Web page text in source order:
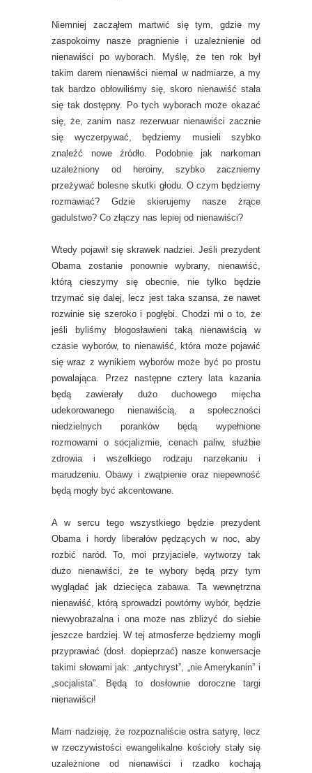
Niemniej zacząłem martwić się tym, gdzie my
zaspokoimy nasze pragnienie i uzależnienie od
nienawiści po wyborach. Myślę, że ten rok był
takim darem nienawiści niemal w nadmiarze, a my
tak bardzo obłowiliśmy się, skoro nienawiść stała
się tak dostępny. Po tych wyborach może okazać
się, że, zanim nasz rezerwuar nienawiści zacznie
się wyczerpywać, będziemy musieli szybko
znaleźć nowe źródło. Podobnie jak narkoman
uzależniony od heroiny, szybko zaczniemy
przeżywać bolesne skutki głodu. O czym będziemy
rozmawiać? Gdzie skierujemy nasze żrące
gadulstwo? Co złączy nas lepiej od nienawiści?
Wtedy pojawił się skrawek nadziei. Jeśli prezydent
Obama zostanie ponownie wybrany, nienawiść,
którą cieszymy się obecnie, nie tylko będzie
trzymać się dalej, lecz jest taka szansa, że nawet
rozwinie się szeroko i pogłębi. Chodzi mi o to, że
jeśli byliśmy błogosławieni taką nienawiścią w
czasie wyborów, to nienawiść, która może pojawić
się wraz z wynikiem wyborów może być po prostu
powalająca. Przez następne cztery lata kazania
będą zawierały dużo duchowego mięcha
udekorowanego nienawiścią, a społeczności
niedzielnych poranków będą wypełnione
rozmowami o socjalizmie, cenach paliw, służbie
zdrowia i wszelkiego rodzaju narzekaniu i
marudzeniu. Obawy i zwątpienie oraz niepewność
będą mogły być akcentowane.
A w sercu tego wszystkiego będzie prezydent
Obama i hordy liberałów pędzących w noc, aby
rozbić naród. To, moi przyjaciele, wytworzy tak
dużo nienawiści, że te wybory będą przy tym
wyglądać jak dziecięca zabawa. Ta wewnętrzna
nienawiść, którą sprowadzi powtórny wybór, będzie
niewyobrażalna i ona może nas zbliżyć do siebie
jeszcze bardziej. W tej atmosferze będziemy mogli
przyprawiać (dosł. dopieprzać) nasze konwersacje
takimi słowami jak: „antychryst”, „nie Amerykanin” i
„socjalista”. Będą to dosłownie doroczne targi
nienawiści!
Mam nadzieję, że rozpoznaliście ostra satyrę, lecz
w rzeczywistości ewangelikalne kościoły stały się
uzależnione od nienawiści i rzadko kochają